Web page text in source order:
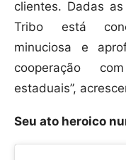
clientes. Dadas
Tribo está
minuciosa e
cooperação
estaduais”,
Seu ato heroico